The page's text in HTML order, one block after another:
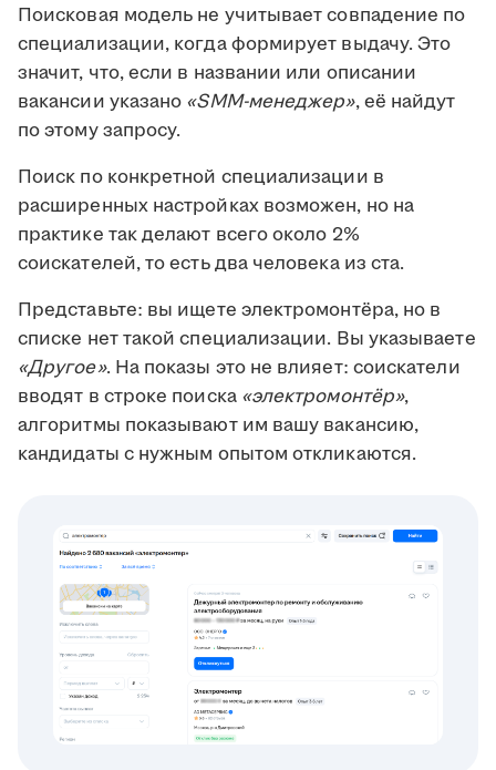
Поисковая модель не учитывает совпадение по
специализации, когда формирует выдачу. Это
значит, что, если в названии или описании
вакансии указано «SMM-менеджер», её найдут
по этому запросу.
Поиск по конкретной специализации в
расширенных настройках возможен, но на
практике так делают всего около 2%
соискателей, то есть два человека из ста.
Представьте: вы ищете электромонтёра, но в
списке нет такой специализации. Вы указываете
«Другое». На показы это не влияет: соискатели
вводят в строке поиска «электромонтёр»,
алгоритмы показывают им вашу вакансию,
кандидаты с нужным опытом откликаются.